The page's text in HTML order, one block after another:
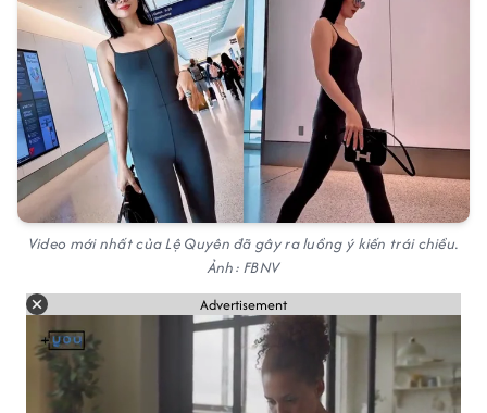
Video mới nhất của Lệ Quyên đã gây ra luồng ý kiến trái chiều.
Ảnh: FBNV
Advertisement